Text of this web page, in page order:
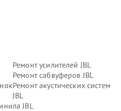
Ремонт усилителей JBL
Ремонт сабвуферов JBL
Ремонт акустических систем
JBL
JBL